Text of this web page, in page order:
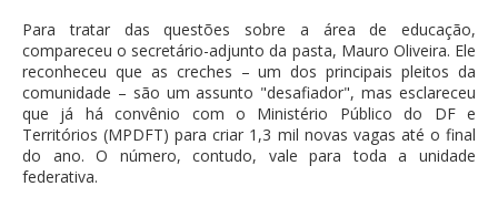
Para tratar das questões sobre a área de educação,
compareceu o secretário-adjunto da pasta, Mauro Oliveira. Ele
reconheceu que as creches – um dos principais pleitos da
comunidade – são um assunto "desafiador", mas esclareceu
que já há convênio com o Ministério Público do DF e
Territórios (MPDFT) para criar 1,3 mil novas vagas até o final
do ano. O número, contudo, vale para toda a unidade
federativa.